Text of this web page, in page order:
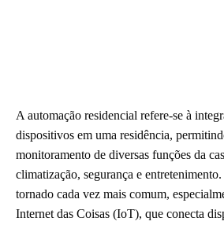
A automação residencial refere-se à
dispositivos em uma residência,
monitoramento de diversas funções da
climatização, segurança e
tornado cada vez mais comum,
Internet das Coisas (IoT), que conecta